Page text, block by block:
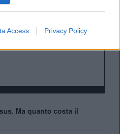
Access Privacy Policy
Ma quanto costa il